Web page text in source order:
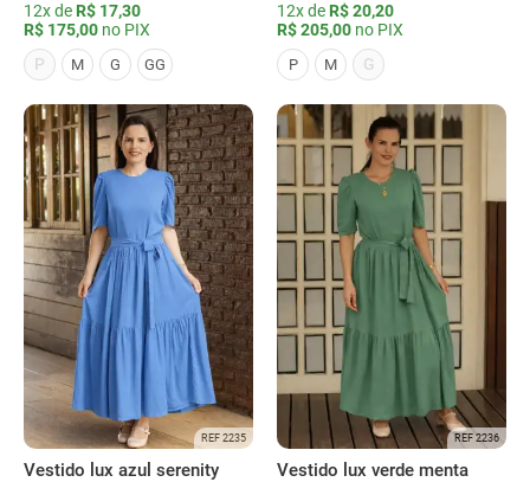
12x de R$ 17,30
R$ 175,00 no PIX
P
M G GG
12x de R$ 20,20
R$ 205,00 no PIX
P M G
REF 2235
Vestido lux azul serenity
REF 2236
Vestido lux verde menta